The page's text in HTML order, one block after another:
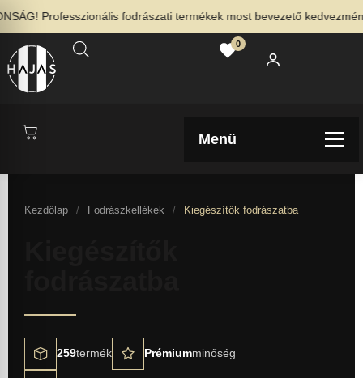
Professzionális fodrászati termékek most bevezető
0
Menü
Kezdőlap / Fodrászkellékek / Kiegészítők fodrászatba
259termék Prémiumminőség